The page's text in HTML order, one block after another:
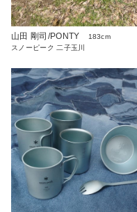
山田 剛司/PONTY
183cm
スノーピーク 二子玉川